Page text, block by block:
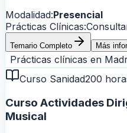
Modalidad:Presencial
Prácticas Clínicas:
Temario Completo Más
Prácticas clínicas en
Curso Sanidad200
Curso Actividades
Musical